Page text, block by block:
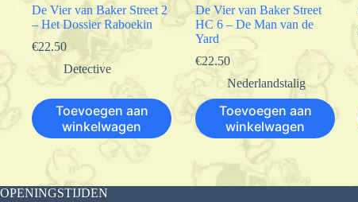
De Vier van Baker Street 2
– Het Dossier Raboekin
€22.50
Detective
Toevoegen aan
winkelwagen
De Vier van Baker Street
HC 6 – De Man van de
Yard
€22.50
Nederlandstalig
Toevoegen aan
winkelwagen
OPENINGSTIJDEN